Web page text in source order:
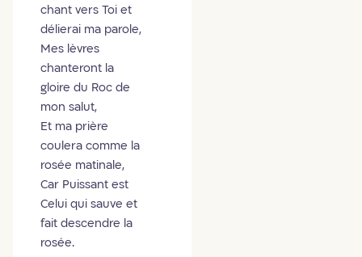
chant vers Toi et
délierai ma parole,
Mes lèvres
chanteront la
gloire du Roc de
mon salut,
Et ma prière
coulera comme la
rosée matinale,
Car Puissant est
Celui qui sauve et
fait descendre la
rosée.